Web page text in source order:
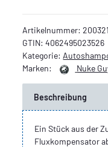
Artikelnummer:
GTIN: 4062495023526
Kategorie:
Marken:
Nuke
Beschreibung
Ein Stück aus der
Fluxkompensator